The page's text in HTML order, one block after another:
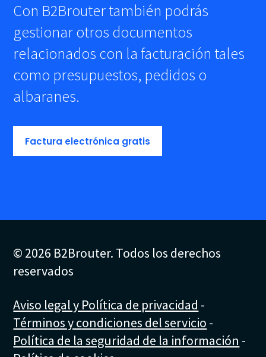
Con B2Brouter también podrás
gestionar otros documentos
relacionados con la facturación tales
como presupuestos, pedidos o
albaranes.
Factura electrónica gratis
© 2026 B2Brouter. Todos los derechos
reservados
Aviso legal y Política de privacidad -
Términos y condiciones del servicio -
Política de la seguridad de la información -